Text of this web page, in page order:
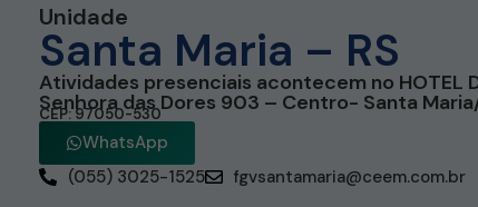
Unidade
Santa Maria – RS
Atividades presenciais acontecem no HOTEL
Senhora das Dores 903 – Centro- Santa
CEP: 97050-530
WhatsApp
(055) 3025-1525
fgvsantamaria@ceem.com.br